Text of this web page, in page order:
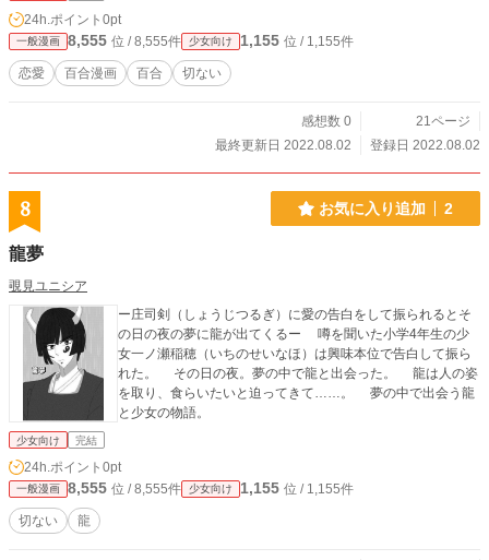
24h.ポイント 0pt
一般漫画 8,555 位 / 8,555件 少女向け 1,155 位 / 1,155件
恋愛 百合漫画 百合 切ない
感想数 0
21ページ
最終更新日 2022.08.02
登録日 2022.08.02
8 お気に入り追加 2
龍夢
覗見ユニシア
ー庄司剣（しょうじつるぎ）に愛の告白をして振られるとそ
の日の夜の夢に龍が出てくるー 噂を聞いた小学4年生の少
女一ノ瀬稲穂（いちのせいなほ）は興味本位で告白して振ら
れた。 その日の夜。夢の中で龍と出会った。 龍は人の姿
を取り、食らいたいと迫ってきて……。 夢の中で出会う龍
と少女の物語。
少女向け 完結
24h.ポイント 0pt
一般漫画 8,555 位 / 8,555件 少女向け 1,155 位 / 1,155件
切ない 龍